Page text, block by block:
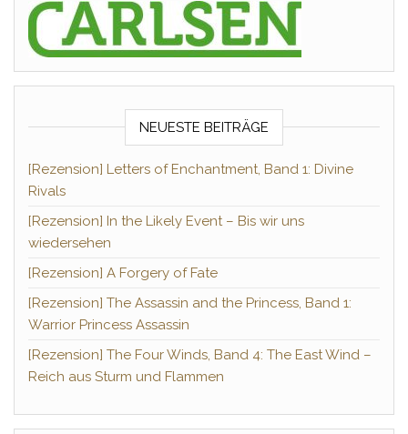
NEUESTE BEITRÄGE
[Rezension] Letters of Enchantment, Band 1: Divine
Rivals
[Rezension] In the Likely Event – Bis wir uns
wiedersehen
[Rezension] A Forgery of Fate
[Rezension] The Assassin and the Princess, Band 1:
Warrior Princess Assassin
[Rezension] The Four Winds, Band 4: The East Wind –
Reich aus Sturm und Flammen